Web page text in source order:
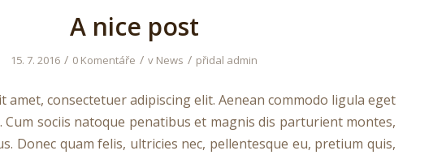
A nice post
15. 7. 2016 / 0 Komentáře / v News / přidal admin
amet, consectetuer adipiscing elit. Aenean commodo ligula eget
Cum sociis natoque penatibus et magnis dis parturient montes,
Donec quam felis, ultricies nec, pellentesque eu, pretium quis,